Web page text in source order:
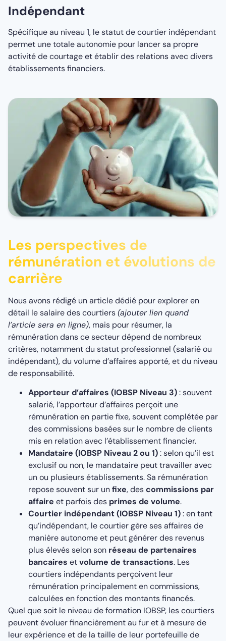
Indépendant
Spécifique au niveau 1, le statut de courtier indépendant
permet une totale autonomie pour lancer sa propre
activité de courtage et établir des relations avec divers
établissements financiers.
Les perspectives de
rémunération et évolutions de
carrière
Nous avons rédigé un article dédié pour explorer en
détail le salaire des courtiers(ajouter lien quand
l’article sera en ligne), mais pour résumer, la
rémunération dans ce secteur dépend de nombreux
critères, notamment du statut professionnel (salarié ou
indépendant), du volume d’affaires apporté, et du niveau
de responsabilité.
Apporteur d’affaires (IOBSP Niveau 3): souvent
salarié, l’apporteur d’affaires perçoit une
rémunération en partie fixe, souvent complétée par
des commissions basées sur le nombre de clients
mis en relation avec l’établissement financier.
Mandataire (IOBSP Niveau 2 ou 1): selon qu’il est
exclusif ou non, le mandataire peut travailler avec
un ou plusieurs établissements. Sa rémunération
repose souvent sur unfixe, descommissions par
affaire et parfois des primes de volume.
Courtier indépendant (IOBSP Niveau 1): en tant
qu’indépendant, le courtier gère ses affaires de
manière autonome et peut générer des revenus
plus élevés selon son réseau de partenaires
bancaires etvolume de transactions. Les
courtiers indépendants perçoivent leur
rémunération principalement en commissions,
calculées en fonction des montants financés.
Quel que soit le niveau de formation IOBSP, les courtiers
peuvent évoluer financièrement au fur et à mesure de
leur expérience et de la taille de leur portefeuille de